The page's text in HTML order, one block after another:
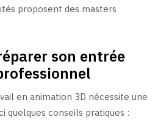
proposent des masters
son entrée
en animation 3D nécessite une
quelques conseils pratiques :